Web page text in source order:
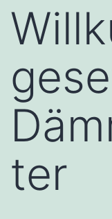
ter